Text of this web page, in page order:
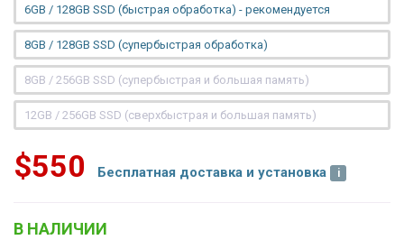
6GB / 128GB SSD (быстрая обработка) - рекомендуется
8GB / 128GB SSD (супербыстрая обработка)
8GB / 256GB SSD (супербыстрая и большая память)
12GB / 256GB SSD (сверхбыстрая и большая память)
$550 Бесплатная доставка и установка
В НАЛИЧИИ